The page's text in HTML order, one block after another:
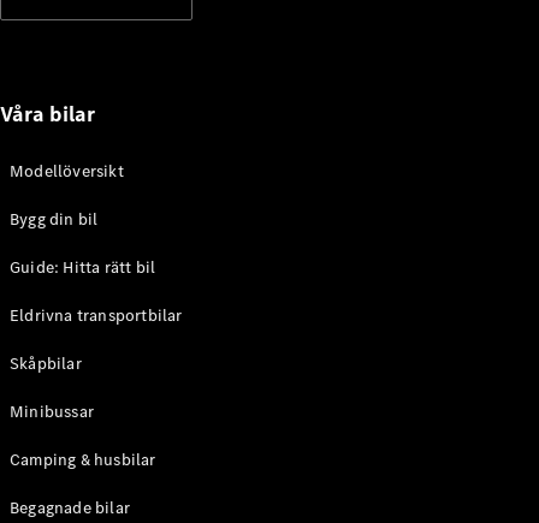
Familjebilar
Horizon
Konfigurator
Hitta din
återförsäljare
eSprinter
Alla
Våra bilar
Modellöversikt
Bygg din bil
Guide: Hitta rätt bil
Eldrivna transportbilar
Skåpbilar
Minibussar
Camping & husbilar
Begagnade bilar